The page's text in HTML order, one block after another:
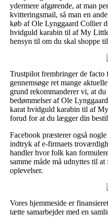
ydermere afgørende, at man
kvitteringsmail, så man en
køb af Ole Lynggaard Collier
hvidguld karabin til af My
hensyn til om du skal shoppe
Trustpilot frembringer de
gennemsøge ret mange
grund rekommanderer vi, at
bedømmelser af Ole
karat hvidguld karabin til af
forud for at du lægger din
Facebook præsterer også
indtryk af e-firmaets
handler hvor folk kan
samme måde må udnyttes til
oplevelser.
Vores hjemmeside er
tætte samarbejder med en